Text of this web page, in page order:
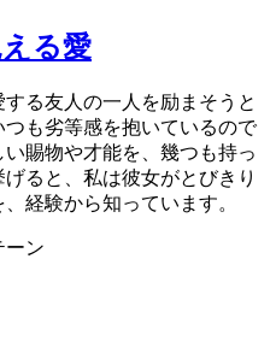
る愛
る友人の一人を励まそうと
も劣等感を抱いているので
賜物や才能を、幾つも持っ
ると、私は彼女がとびきり
経験から知っています。
ーン